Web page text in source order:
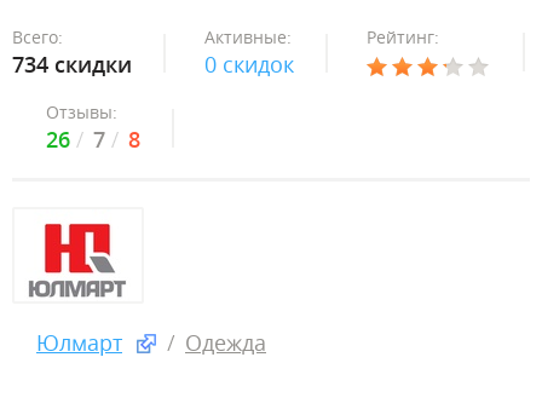
Всего:
734 скидки
Активные:
0 скидок
Рейтинг:
Отзывы:
26 7 8
Юлмарт Одежда